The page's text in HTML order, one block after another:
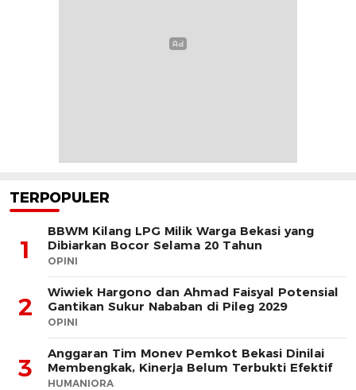
TERPOPULER
1
BBWM Kilang LPG Milik Warga Bekasi yang
Dibiarkan Bocor Selama 20 Tahun
OPINI
2
Wiwiek Hargono dan Ahmad Faisyal Potensial
Gantikan Sukur Nababan di Pileg 2029
OPINI
3
Anggaran Tim Monev Pemkot Bekasi Dinilai
Membengkak, Kinerja Belum Terbukti Efektif
HUMANIORA